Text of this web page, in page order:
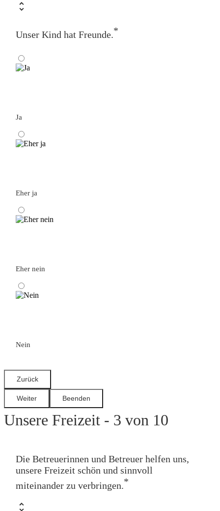
Unser Kind hat Freunde. *
Ja
Eher ja
Eher nein
Nein
Unsere Freizeit - 3 von 10
Die Betreuerinnen und Betreuer helfen uns,
unsere Freizeit schön und sinnvoll
miteinander zu verbringen.*